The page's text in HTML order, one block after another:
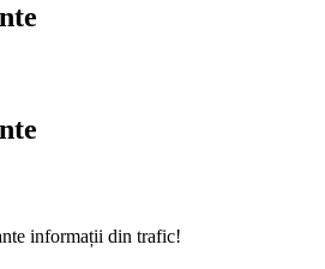
informații din trafic!